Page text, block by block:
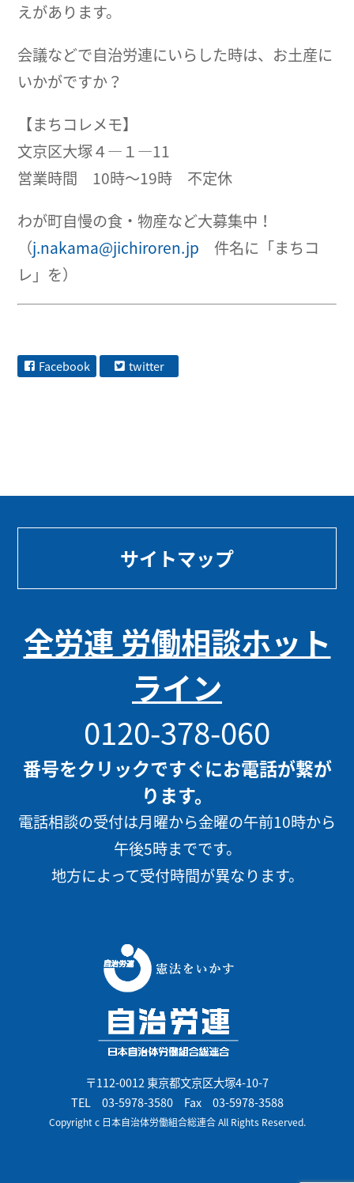
えがあります。
会議などで自治労連にいらした時は、お土産に
いかがですか？
【まちコレメモ】
文京区大塚４―１―11
営業時間 10時～19時 不定休
わが町自慢の食・物産など大募集中！
（j.nakama@jichiroren.jp 件名に「まちコ
レ」を）
Facebook twitter
サイトマップ
全労連 労働相談ホット
ライン
0120-378-060
番号をクリックですぐにお電話が繋が
ります。
電話相談の受付は月曜から金曜の午前10時から
午後5時までです。
地方によって受付時間が異なります。
〒112-0012 東京都文京区大塚4-10-7
TEL 03-5978-3580Fax 03-5978-3588
Copyright c 日本自治体労働組合総連合 All Rights Reserved.